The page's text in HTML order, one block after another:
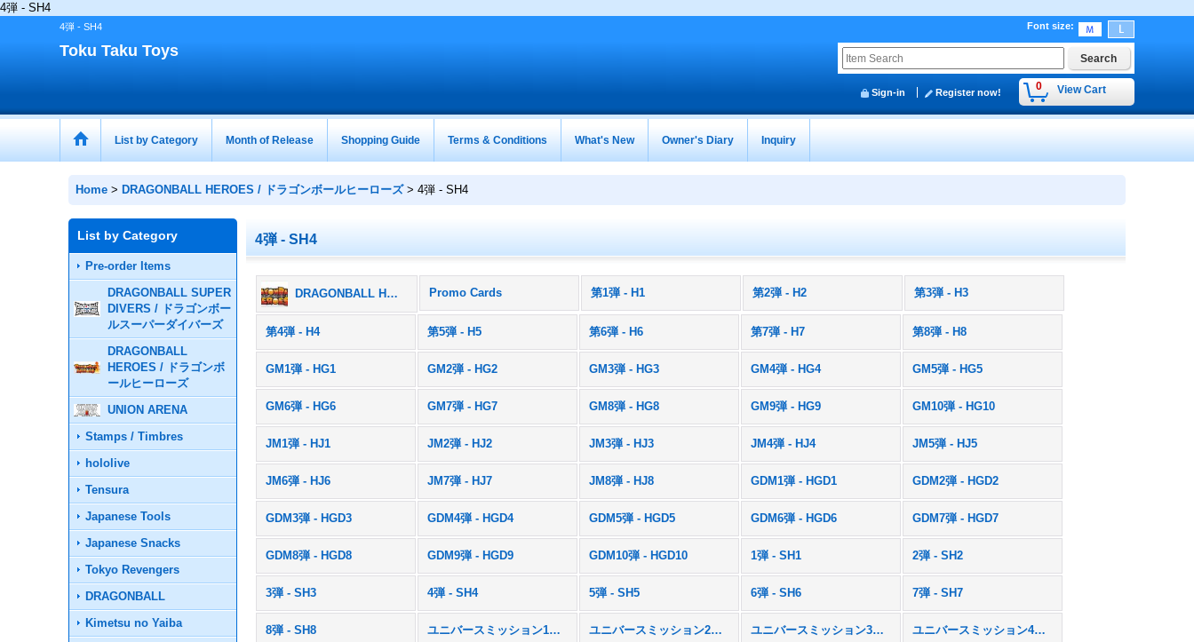
4弾 - SH4
4弾 - SH4 Font size:
Toku Taku Toys
0 View Cart
Sign-in Register now!
List by Category Month of Release Shopping Guide Terms & Conditions What's New Owner's Diary Inquiry
Home > DRAGONBALL HEROES / ドラゴンボールヒーローズ > 4弾 - SH4
List by Category
Pre-order Items
DRAGONBALL SUPER
DIVERS / ドラゴンボー
ルスーパーダイバーズ
DRAGONBALL
HEROES / ドラゴンボ
ールヒーローズ
UNION ARENA
Stamps / Timbres
hololive
Tensura
Japanese Tools
Japanese Snacks
Tokyo Revengers
DRAGONBALL
Kimetsu no Yaiba
4弾 - SH4
DRAGONBALL HEROES / ドラゴンボールヒーローズ (All Products) Promo Cards 第1弾 - H1 第2弾 - H2 第3弾 - H3
第4弾 - H4 第5弾 - H5 第6弾 - H6 第7弾 - H7 第8弾 - H8
GM1弾 - HG1 GM2弾 - HG2 GM3弾 - HG3 GM4弾 - HG4 GM5弾 - HG5
GM6弾 - HG6 GM7弾 - HG7 GM8弾 - HG8 GM9弾 - HG9 GM10弾 - HG10
JM1弾 - HJ1 JM2弾 - HJ2 JM3弾 - HJ3 JM4弾 - HJ4 JM5弾 - HJ5
JM6弾 - HJ6 JM7弾 - HJ7 JM8弾 - HJ8 GDM1弾 - HGD1 GDM2弾 - HGD2
GDM3弾 - HGD3 GDM4弾 - HGD4 GDM5弾 - HGD5 GDM6弾 - HGD6 GDM7弾 - HGD7
GDM8弾 - HGD8 GDM9弾 - HGD9 GDM10弾 - HGD10 1弾 - SH1 2弾 - SH2
3弾 - SH3 4弾 - SH4 5弾 - SH5 6弾 - SH6 7弾 - SH7
8弾 - SH8 ユニバースミッション1弾 - UM1 ユニバースミッション2弾 - UM2 ユニバースミッション3弾 - UM3 ユニバースミッション4弾 - UM4